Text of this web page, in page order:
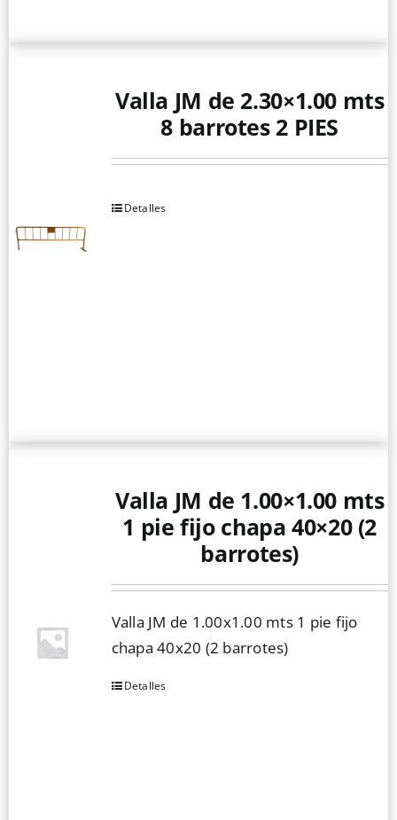
Valla JM de 2.30×1.00 mts
8 barrotes 2 PIES
Detalles
Valla JM de 1.00×1.00 mts
1 pie fijo chapa 40×20 (2
barrotes)
Valla JM de 1.00x1.00 mts 1 pie fijo
chapa 40x20 (2 barrotes)
Detalles